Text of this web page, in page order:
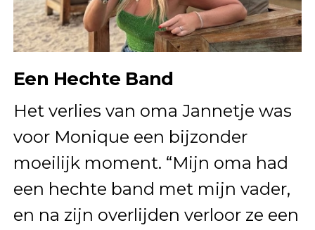
Een Hechte Band
Het verlies van oma Jannetje was
voor Monique een bijzonder
moeilijk moment. “Mijn oma had
een hechte band met mijn vader,
en na zijn overlijden verloor ze een